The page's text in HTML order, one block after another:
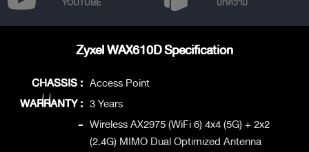
Zyxel WAX610D Specification
CHASSIS : Access Point
WARRANTY : 3 Years
- Wireless AX2975 (WiFi 6) 4x4 (5G) + 2x2
(2.4G) MIMO Dual Optimized Antenna